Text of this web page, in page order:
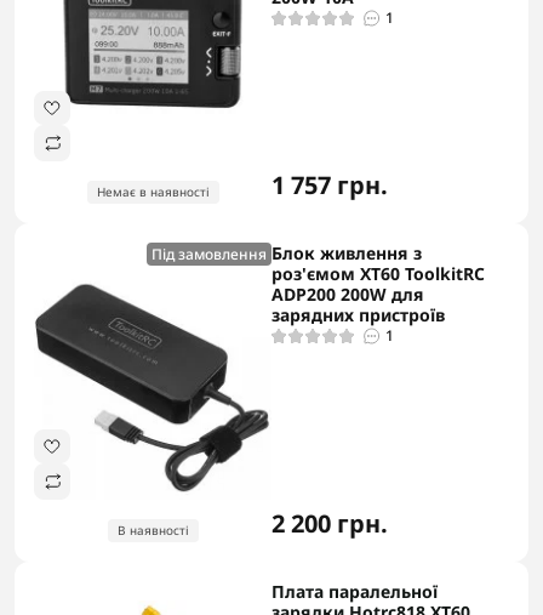
Немає в наявності
1
1 757 грн.
Під замовлення
В наявності
Блок живлення з
роз'ємом ХТ60 ToolkitRC
ADP200 200W для
зарядних пристроїв
1
2 200 грн.
Плата паралельної